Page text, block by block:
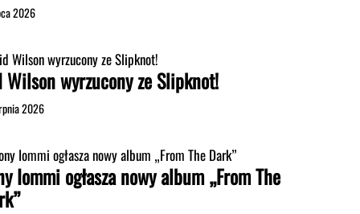
2026
Wilson wyrzucony ze Slipknot!
2026
Iommi ogłasza nowy album „From The